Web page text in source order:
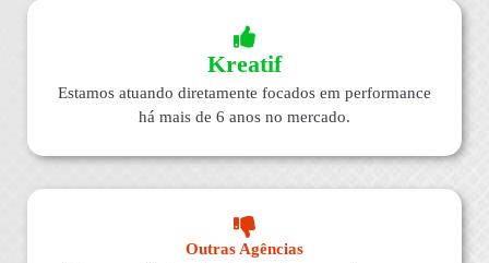
Kreatif
Estamos atuando diretamente focados em performance
há mais de 6 anos no mercado.
Outras Agências